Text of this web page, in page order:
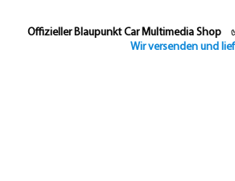
Offizieller Blaupunkt Car Multimedia Shop
Wir versenden und